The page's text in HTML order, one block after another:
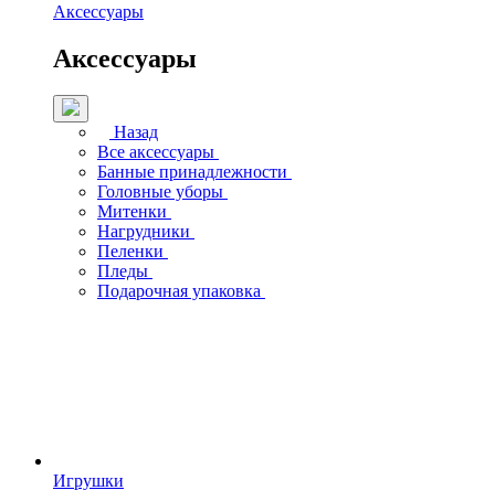
Аксессуары
Аксессуары
Назад
Все аксессуары
Банные принадлежности
Головные уборы
Митенки
Нагрудники
Пеленки
Пледы
Подарочная упаковка
Игрушки